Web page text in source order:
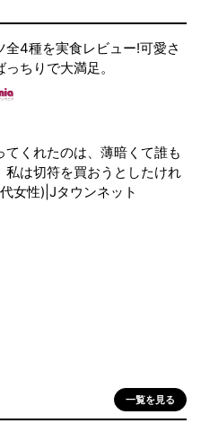
全4種を実食レビュー!可愛さ
ちりで大満足。
てくれたのは、薄暗くて誰も
私は切符を買おうとしたけれ
女性)|Jタウンネット
一覧を見る